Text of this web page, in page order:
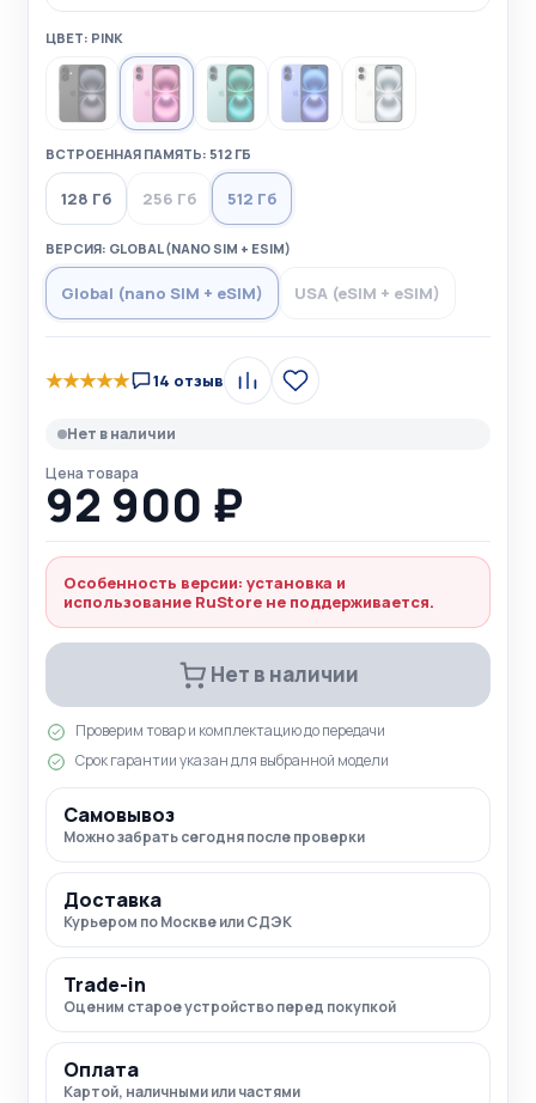
ЦВЕТ: PINK
ВСТРОЕННАЯ ПАМЯТЬ: 512 ГБ
128 Гб 256 Гб 512 Гб
ВЕРСИЯ: GLOBAL (NANO SIM + ESIM)
Global (nano SIM + eSIM) USA (eSIM + eSIM)
★★★★★ 14 отзыв Сравнить
В
избранное
Нет в наличии
Цена товара
92 900 ₽
Особенность версии: установка и
использование RuStore не поддерживается.
Нет в наличии
Проверим товар и комплектацию до передачи
Срок гарантии указан для выбранной модели
Самовывоз
Можно забрать сегодня после проверки
Доставка
Курьером по Москве или СДЭК
Trade-in
Оценим старое устройство перед покупкой
Оплата
Картой, наличными или частями